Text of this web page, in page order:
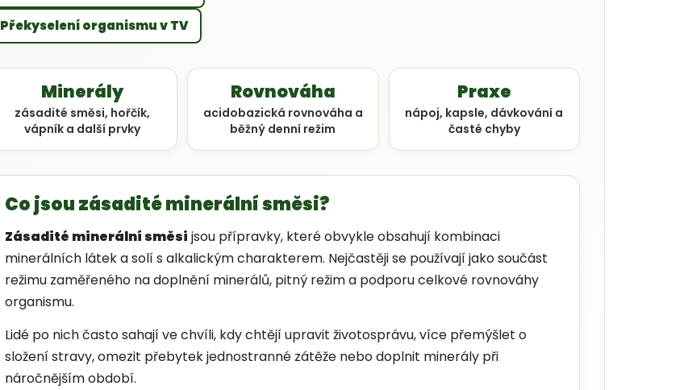
Překyselení organismu v TV
Minerály
zásadité směsi, hořčík,
vápník a další prvky
Rovnováha
acidobazická rovnováha a
běžný denní režim
Praxe
nápoj, kapsle, dávkování a
časté chyby
Co jsou zásadité minerální směsi?
Zásadité minerální směsi jsou přípravky, které obvykle obsahují kombinaci
minerálních látek a solí s alkalickým charakterem. Nejčastěji se používají jako součást
režimu zaměřeného na doplnění minerálů, pitný režim a podporu celkové rovnováhy
organismu.
Lidé po nich často sahají ve chvíli, kdy chtějí upravit životosprávu, více přemýšlet o
složení stravy, omezit přebytek jednostranné zátěže nebo doplnit minerály při
náročnějším období.